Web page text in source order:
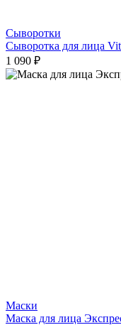
Сыворотки
Сыворотка для лица
1 090 ₽
Маски
Маска для лица